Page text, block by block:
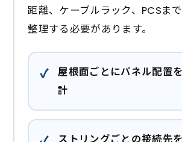
距離、ケーブルラック、PCSま
整理する必要があります。
屋根面ごとにパネル配置
計